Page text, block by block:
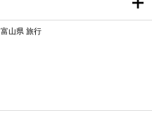
富山県 旅行